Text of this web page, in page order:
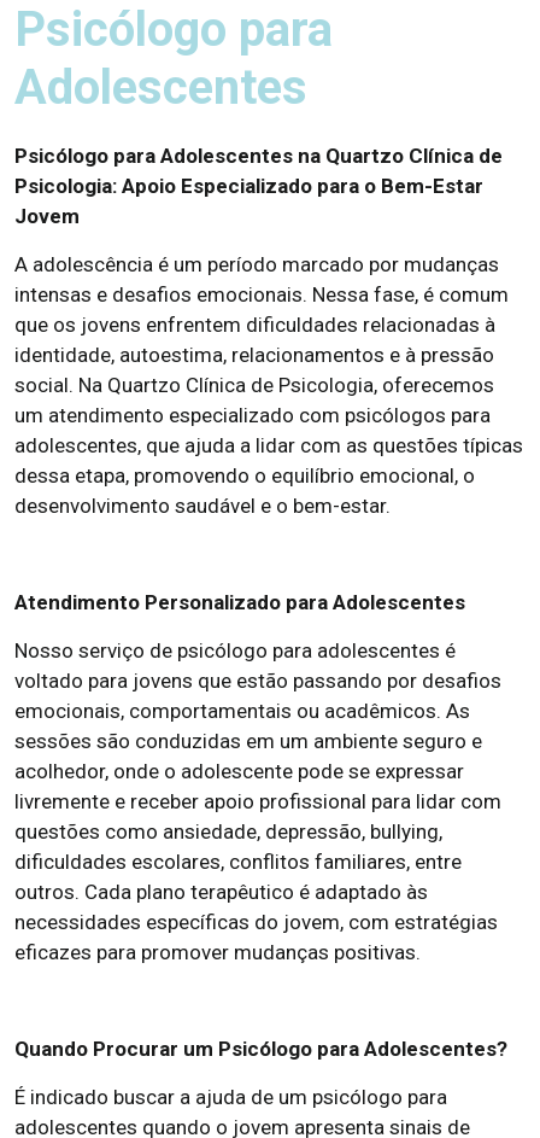
Psicólogo para
Adolescentes
Psicólogo para Adolescentes na Quartzo Clínica de
Psicologia: Apoio Especializado para o Bem-Estar
Jovem
A adolescência é um período marcado por mudanças
intensas e desafios emocionais. Nessa fase, é comum
que os jovens enfrentem dificuldades relacionadas à
identidade, autoestima, relacionamentos e à pressão
social. Na Quartzo Clínica de Psicologia, oferecemos
um atendimento especializado com psicólogos para
adolescentes, que ajuda a lidar com as questões típicas
dessa etapa, promovendo o equilíbrio emocional, o
desenvolvimento saudável e o bem-estar.
Atendimento Personalizado para Adolescentes
Nosso serviço de psicólogo para adolescentes é
voltado para jovens que estão passando por desafios
emocionais, comportamentais ou acadêmicos. As
sessões são conduzidas em um ambiente seguro e
acolhedor, onde o adolescente pode se expressar
livremente e receber apoio profissional para lidar com
questões como ansiedade, depressão, bullying,
dificuldades escolares, conflitos familiares, entre
outros. Cada plano terapêutico é adaptado às
necessidades específicas do jovem, com estratégias
eficazes para promover mudanças positivas.
Quando Procurar um Psicólogo para Adolescentes?
É indicado buscar a ajuda de um psicólogo para
adolescentes quando o jovem apresenta sinais de